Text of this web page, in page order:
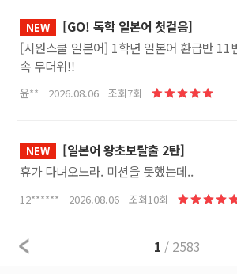
NEW
[GO! 독학 일본어 첫걸음]
[시원스쿨 일본어] 1학년 일본어 환급반 11
속 무더위!!
윤** 2026.08.06 조회7회
NEW
[일본어 왕초보탈출 2탄]
휴가 다녀오느라. 미션을 못했는데..
12****** 2026.08.06 조회10회
1 / 2583